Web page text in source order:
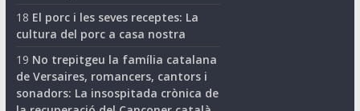
18 El porc i les seves receptes: La
cultura del porc a casa nostra
19 No trepitgeu la família catalana
de Versaires, romancers, cantors i
sonadors: La insospitada crònica de